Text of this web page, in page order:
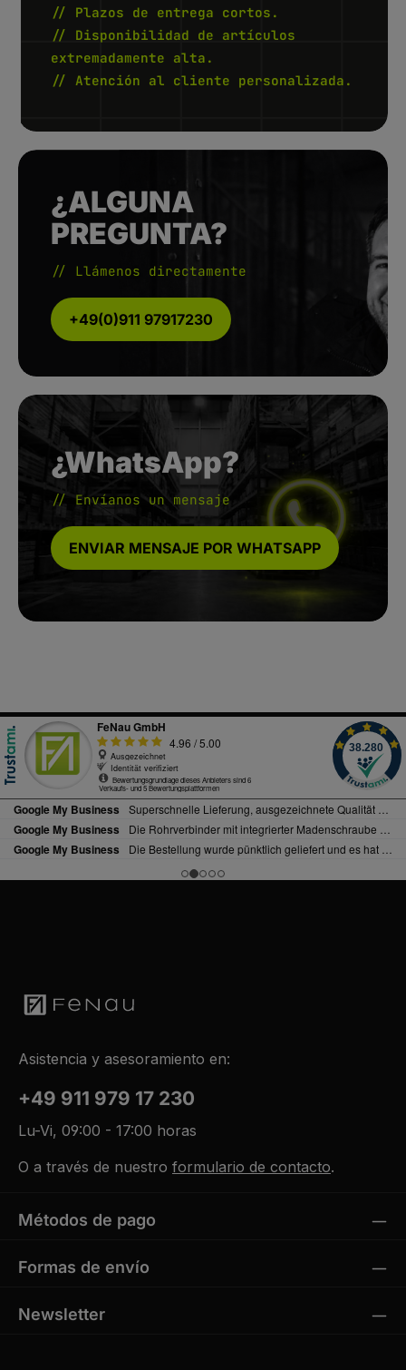
// Plazos de entrega cortos.
// Disponibilidad de artículos
extremadamente alta.
// Atención al cliente personalizada.
¿ALGUNA
PREGUNTA?
// Llámenos directamente
+49(0)911 97917230
¿WhatsApp?
// Envíanos un mensaje
ENVIAR MENSAJE POR WHATSAPP
Asistencia y asesoramiento en:
+49 911 979 17 230
Lu-Vi, 09:00 - 17:00 horas
O a través de nuestro formulario de contacto.
Métodos de pago
Formas de envío
Newsletter